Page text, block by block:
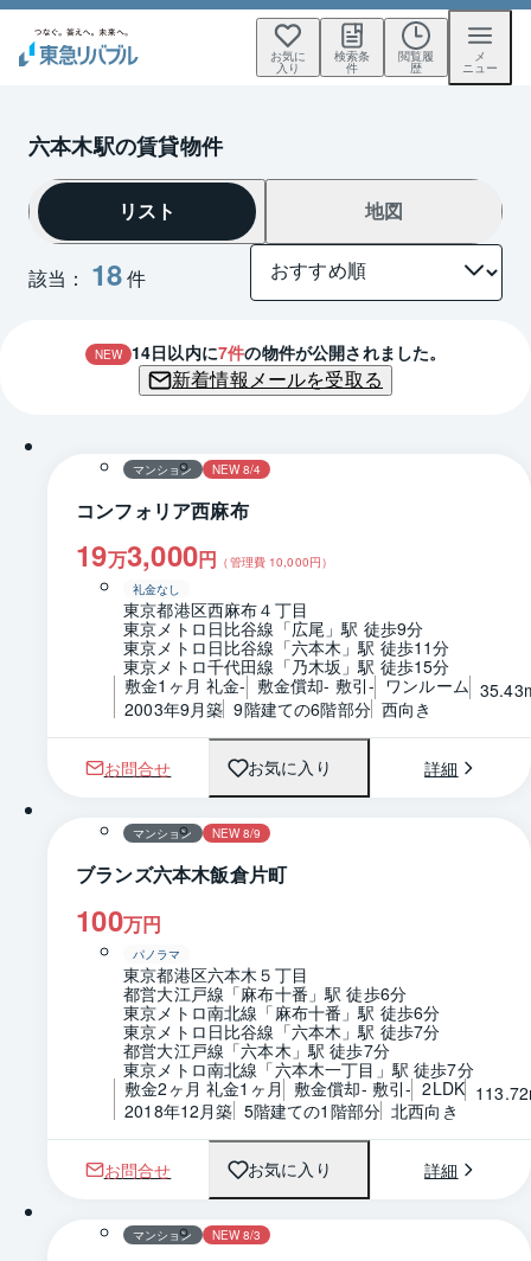
お気に
入り
検索条
件
閲覧履
歴
メ
ニュー
六本木駅の賃貸物件
該当： 18件
リスト 地図
NEW 14日以内に7件の物件が公開されました。
新着情報メールを受取る
マンション NEW 8/4
コンフォリア西麻布
19万3,000円 （管理費 10,000円）
礼金なし
東京都港区西麻布４丁目
東京メトロ日比谷線「広尾」駅 徒歩9分
東京メトロ日比谷線「六本木」駅 徒歩11分
東京メトロ千代田線「乃木坂」駅 徒歩15分
敷金1ヶ月 礼金- 敷金償却- 敷引- ワンルーム
2003年9月築 9階建ての6階部分 西向き
お問合せ お気に入り 詳細
1 / 0 間取り
マンション NEW 8/9
ブランズ六本木飯倉片町
100万円
パノラマ
東京都港区六本木５丁目
都営大江戸線「麻布十番」駅 徒歩6分
東京メトロ南北線「麻布十番」駅 徒歩6分
東京メトロ日比谷線「六本木」駅 徒歩7分
都営大江戸線「六本木」駅 徒歩7分
東京メトロ南北線「六本木一丁目」駅 徒歩7分
敷金2ヶ月 礼金1ヶ月 敷金償却- 敷引- 2LDK
2018年12月築 5階建ての1階部分 北西向き
お問合せ お気に入り 詳細
1 / 0 間取り
マンション NEW 8/3